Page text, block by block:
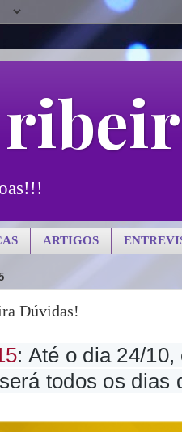
ARTIGOS
Dúvidas!
: Até o dia 24/
todos os dias